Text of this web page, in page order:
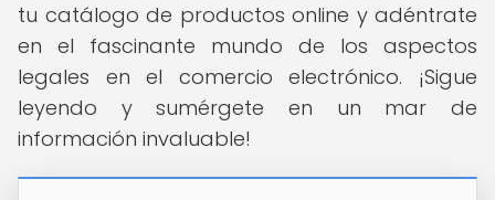
tu catálogo de productos online y adéntrate
en el fascinante mundo de los aspectos
legales en el comercio electrónico. ¡Sigue
leyendo y sumérgete en un mar de
información invaluable!